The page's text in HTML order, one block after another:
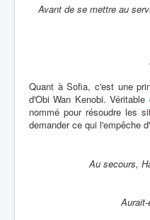
Avant de se mettre au
Quant à Sofia, c'est une
d'Obi Wan Kenobi. Véritable
nommé pour résoudre les
demander ce qui l'empêche
Au secours,